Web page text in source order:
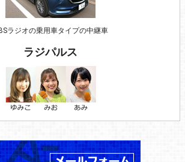
ラジオの乗用車タイプの中継車
ラジパルス